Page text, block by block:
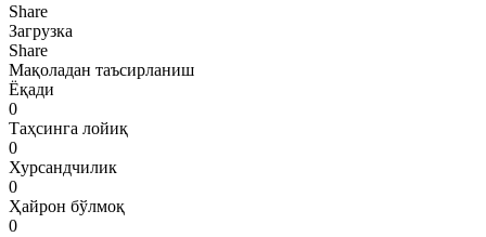
Share
Загрузка
Share
Мақоладан таъсирланиш
Ёқади
0
Таҳсинга лойиқ
0
Хурсандчилик
0
Ҳайрон бўлмоқ
0